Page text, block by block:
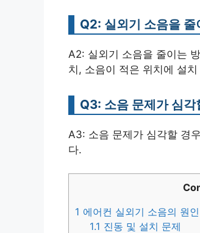
Q2: 실외기 소음을
A2: 실외기 소음을 줄이는
치, 소음이 적은 위치에 설
Q3: 소음 문제가 심
A3: 소음 문제가 심각할 경
다.
1 에어컨 실외기 소음의 원인
1.1 진동 및 설치 문제